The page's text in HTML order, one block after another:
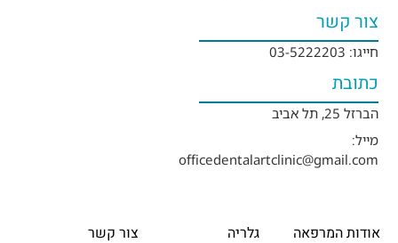
צור קשר
חייגו: 03-5222203
כתובת
הברזל 25, תל אביב
מייל:
officedentalartclinic@gmail.com
אודות המרפאה
גלריה
צור קשר